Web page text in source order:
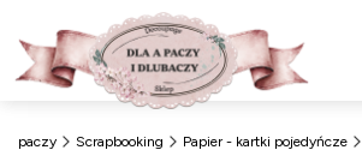
Scrapbooking Papier - kartki pojedyńcze